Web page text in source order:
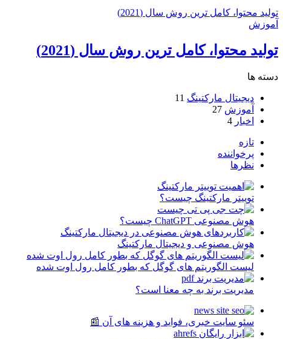
توليد محتوا، کامل ترین روش سال (2021)
آموزش
توليد محتوا، کامل ترین روش سال (2021)
دسته ها
دیجیتال مارکتینگ 11
آموزش 27
اخبار 4
تازه
پرخواننده
نظرها
توییتر مارکتینگ چیست؟
هوش مصنوعی ChatGPT چیست؟
هوش مصنوعی و دیجیتال مارکتینگ
لیست الگوریتم های گوگل که بطور کامل رول اوت شده
مدیریت برند به چه معنا است؟
سئو سایت خبری، فواید و هزینه های آن 📰